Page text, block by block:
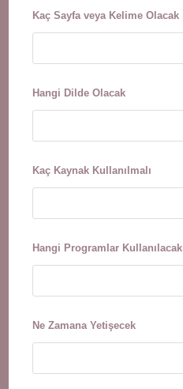
Kaç Sayfa veya Kelime Olacak
Hangi Dilde Olacak
Kaç Kaynak Kullanılmalı
Hangi Programlar Kullanılacak
Ne Zamana Yetişecek